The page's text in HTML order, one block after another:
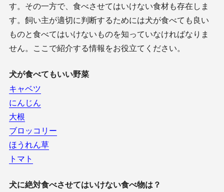
す。その一方で、食べさせてはいけない食材も存在しま
す。飼い主が適切に判断するためには犬が食べても良い
ものと食べてはいけないものを知っていなければなりま
せん。ここで紹介する情報をお役立てください。
犬が食べてもいい野菜
キャベツ
にんじん
大根
ブロッコリー
ほうれん草
トマト
犬に絶対食べさせてはいけない食べ物は？